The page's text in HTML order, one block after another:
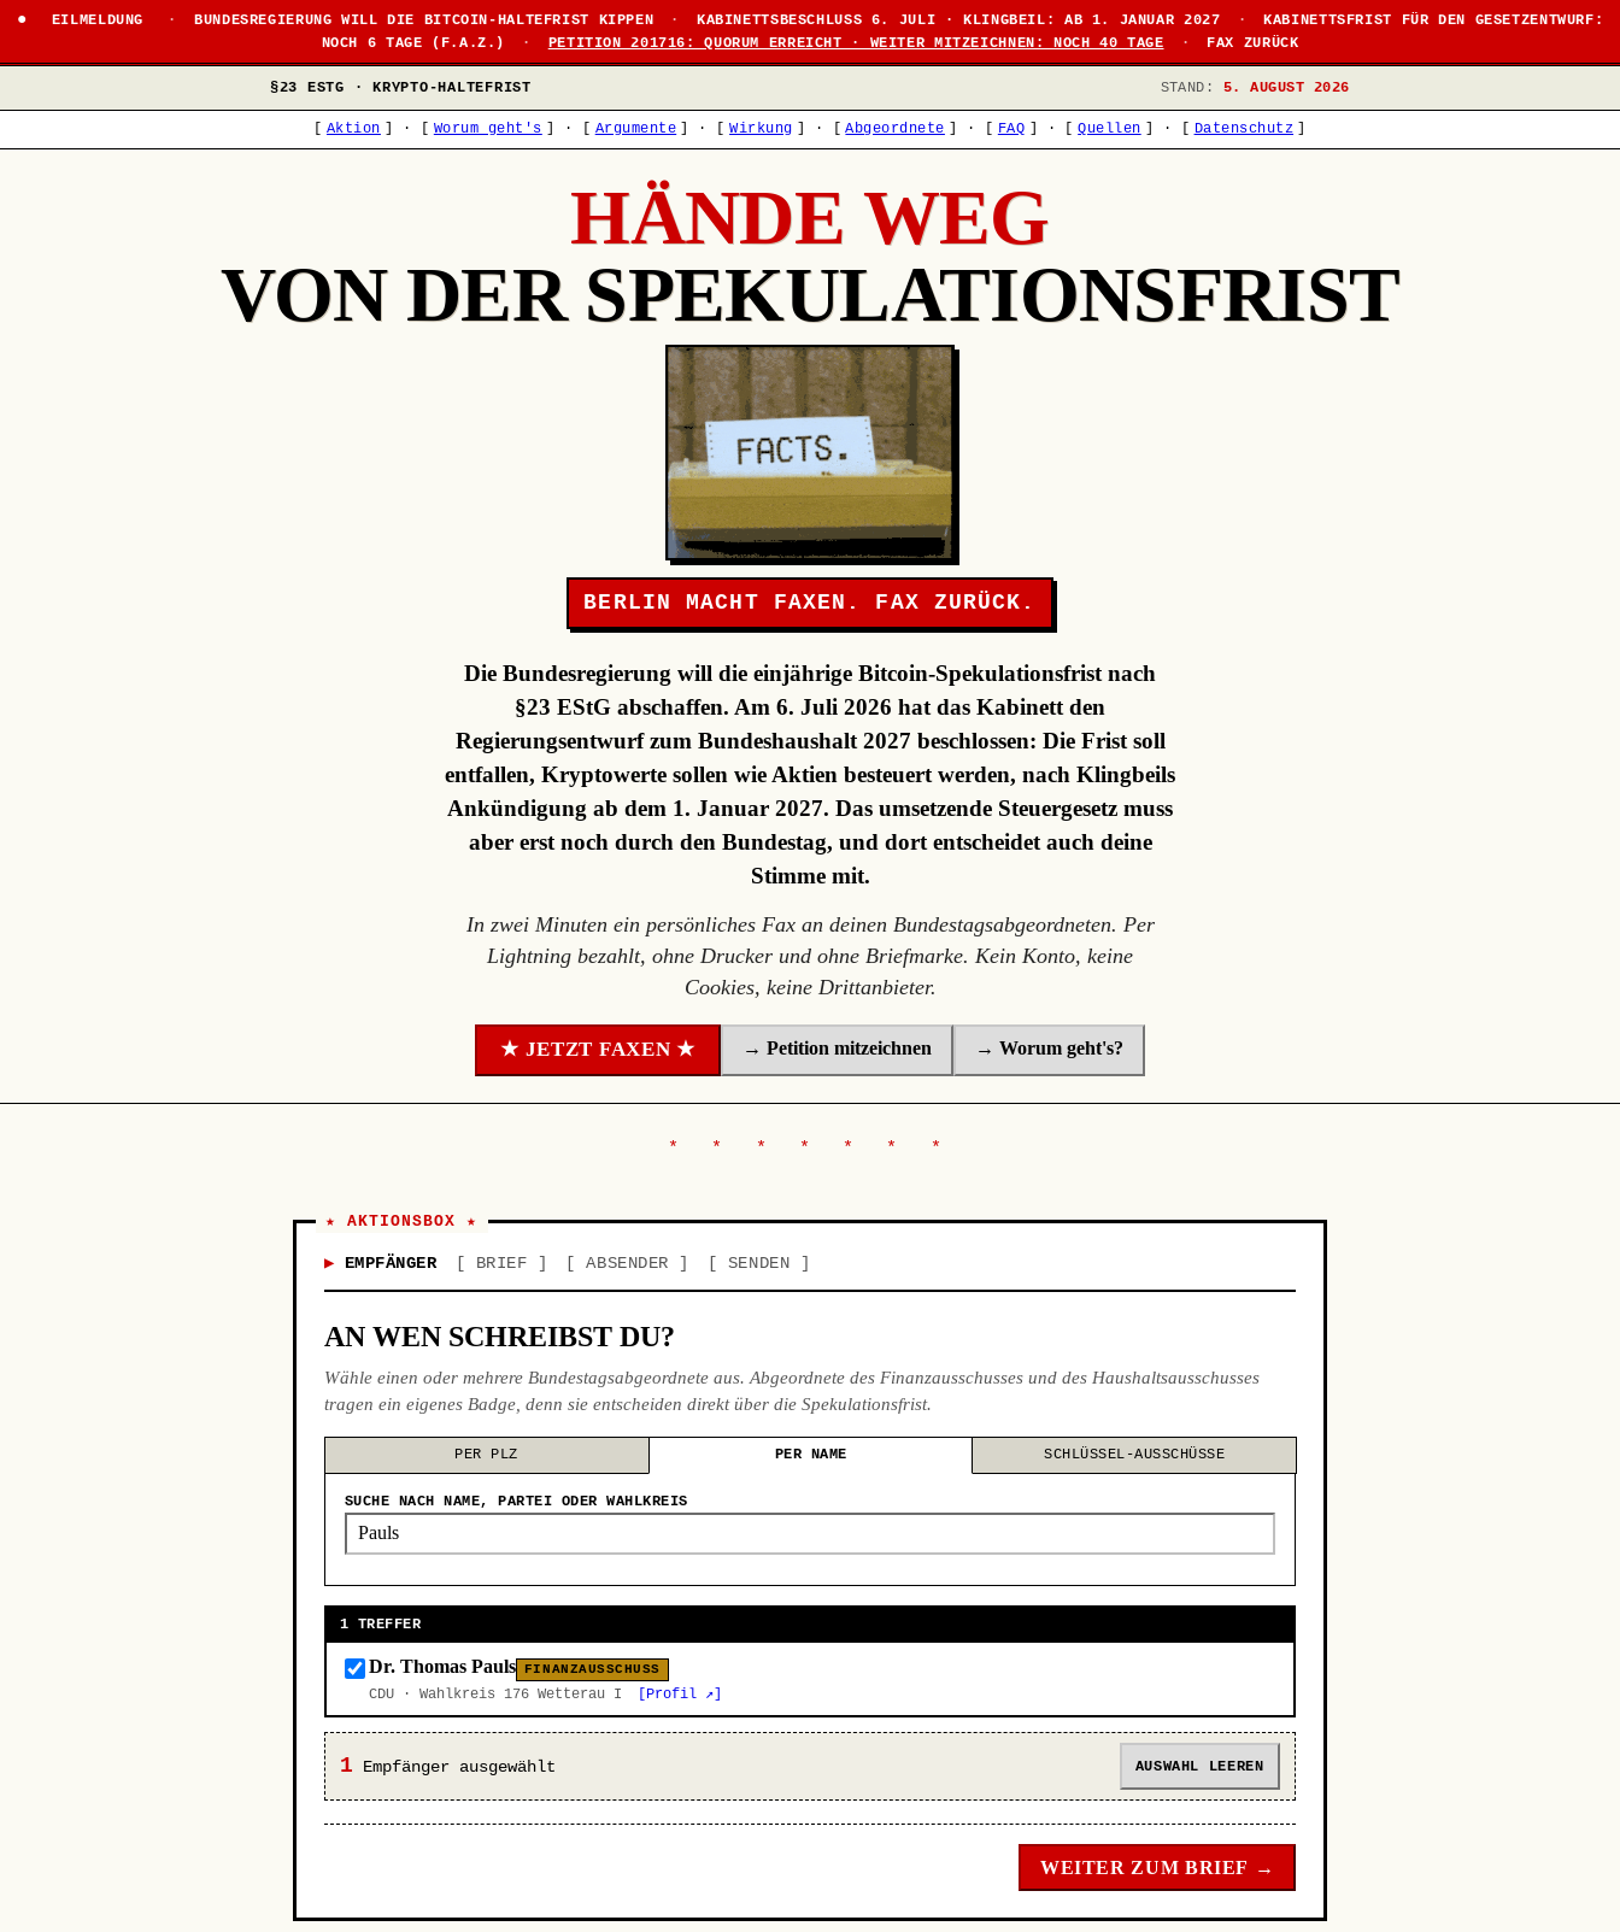
● EILMELDUNG · BUNDESREGIERUNG WILL DIE BITCOIN-HALTEFRIST KIPPEN · KABINETTSBESCHLUSS 6. JULI · KLINGBEIL: AB 1. JANUAR 2027 ·
KABINETTSFRIST FÜR DEN GESETZENTWURF:
NOCH 6 TAGE (F.A.Z.)
· PETITION 201716: QUORUM ERREICHT · WEITER MITZEICHNEN: NOCH 40 TAGE · FAX ZURÜCK
§23 ESTG · KRYPTO-HALTEFRIST STAND: 5. AUGUST 2026
Aktion · Worum geht's · Argumente · Wirkung · Abgeordnete · FAQ · Quellen · Datenschutz
HÄNDE WEG
VON DER SPEKULATIONSFRIST
BERLIN MACHT FAXEN. FAX ZURÜCK.
Die Bundesregierung will die einjährige Bitcoin-Spekulationsfrist nach
§23 EStG abschaffen. Am 6. Juli 2026 hat das Kabinett den
Regierungsentwurf zum Bundeshaushalt 2027 beschlossen: Die Frist soll
entfallen, Kryptowerte sollen wie Aktien besteuert werden, nach Klingbeils
Ankündigung ab dem 1. Januar 2027. Das umsetzende Steuergesetz muss
aber erst noch durch den Bundestag, und dort entscheidet auch deine
Stimme mit.
In zwei Minuten ein persönliches Fax an deinen Bundestagsabgeordneten. Per
Lightning bezahlt, ohne Drucker und ohne Briefmarke. Kein Konto, keine
Cookies, keine Drittanbieter.
★ JETZT FAXEN ★ → Petition mitzeichnen → Worum geht's?
★ AKTIONSBOX ★
EMPFÄNGER BRIEF ABSENDER SENDEN
AN WEN SCHREIBST DU?
Wähle einen oder mehrere Bundestagsabgeordnete aus. Abgeordnete des Finanzausschusses und des Haushaltsausschusses
tragen ein eigenes Badge, denn sie entscheiden direkt über die Spekulationsfrist.
PER PLZ PER NAME SCHLÜSSEL-AUSSCHÜSSE
SUCHE NACH NAME, PARTEI ODER WAHLKREIS
1 TREFFER
Dr. Thomas Pauls FINANZAUSSCHUSS
CDU · Wahlkreis 176 Wetterau I [Profil ↗]
1 Empfänger ausgewählt AUSWAHL LEEREN
WEITER ZUM BRIEF →